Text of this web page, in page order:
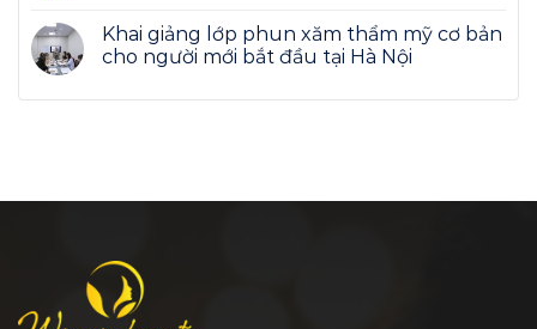
Khai giảng lớp phun xăm thẩm mỹ cơ bản
cho người mới bắt đầu tại Hà Nội